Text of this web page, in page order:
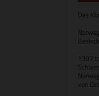
Das
1397
von